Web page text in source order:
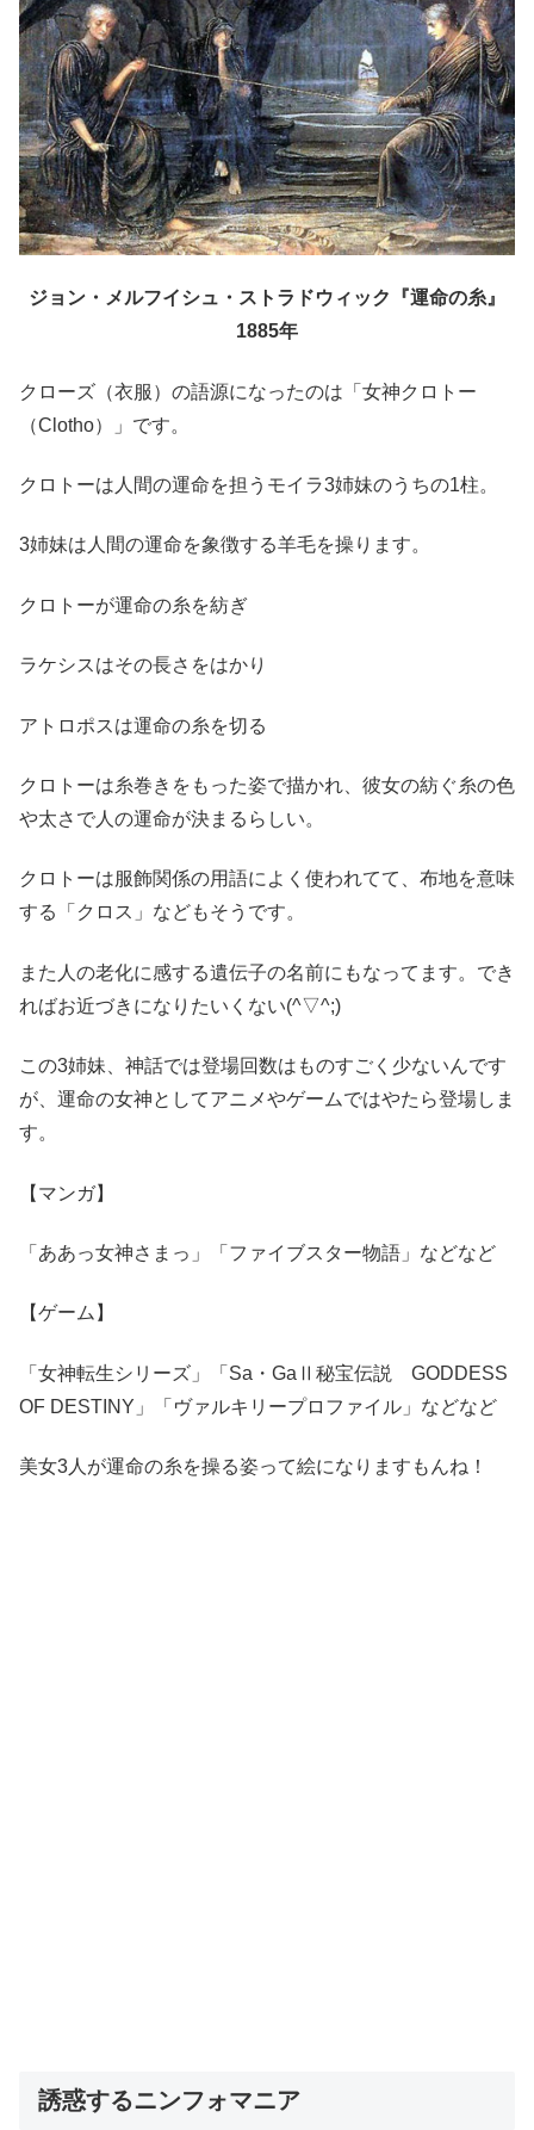
ジョン・メルフイシュ・ストラドウィック
『運命の糸』
1885年
クローズ（衣服）の語源になったのは「女神クロトー
（Clotho）」です。
クロトーは人間の運命を担うモイラ3姉妹のうちの1柱。
3姉妹は人間の運命を象徴する羊毛を操ります。
クロトーが運命の糸を紡ぎ
ラケシスはその長さをはかり
アトロポスは運命の糸を切る
クロトーは糸巻きをもった姿で描かれ、彼女の紡ぐ糸の色
や太さで人の運命が決まるらしい。
クロトーは服飾関係の用語によく使われてて、布地を意味
する「クロス」などもそうです。
また人の老化に感する遺伝子の名前にもなってます。でき
ればお近づきになりたいくない(^▽^;)
この3姉妹、神話では登場回数はものすごく少ないんです
が、運命の女神としてアニメやゲームではやたら登場しま
す。
【マンガ】
「ああっ女神さまっ」「ファイブスター物語」などなど
【ゲーム】
「女神転生シリーズ」「Sa・GaⅡ秘宝伝説 GODDESS
OF DESTINY」「ヴァルキリープロファイル」などなど
美女3人が運命の糸を操る姿って絵になりますもんね！
誘惑するニンフォマニア